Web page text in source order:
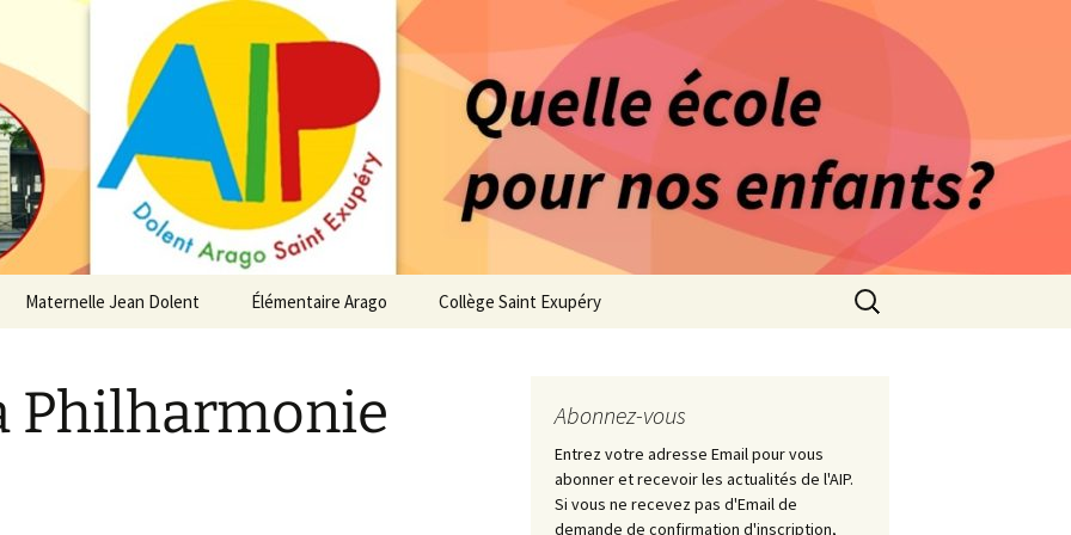
– Association Indépendante
d'élèves depuis 1981
des enfants du secteur scolaire Dolent-Arago-Saint Exupéry
l’AIP
Maternelle Jean Dolent
Infos pratiques
Maternelle
Élémentaire Arago
Infos pratiques
Élémentaire
Collège Saint Exupéry
Infos pratiques Collège
Rechercher :
Philharmonie
Abonnez-vous
Entrez votre adresse Email pour vous
abonner et recevoir les actualités de l'AIP.
Si vous ne recevez pas d'Email de
demande de confirmation d'inscription,